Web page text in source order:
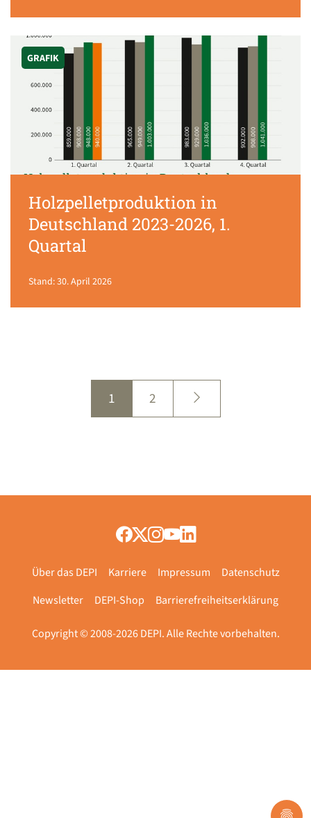
GRAFIK
Holzpelletproduktion in
Deutschland 2023-2026, 1.
Quartal
Stand: 30. April 2026
1 2
Copyright © 2008-2026 DEPI. Alle Rechte vorbehalten.
Über das DEPI Karriere Impressum
Datenschutz
Newsletter
DEPI-Shop Barrierefreiheitserklärung